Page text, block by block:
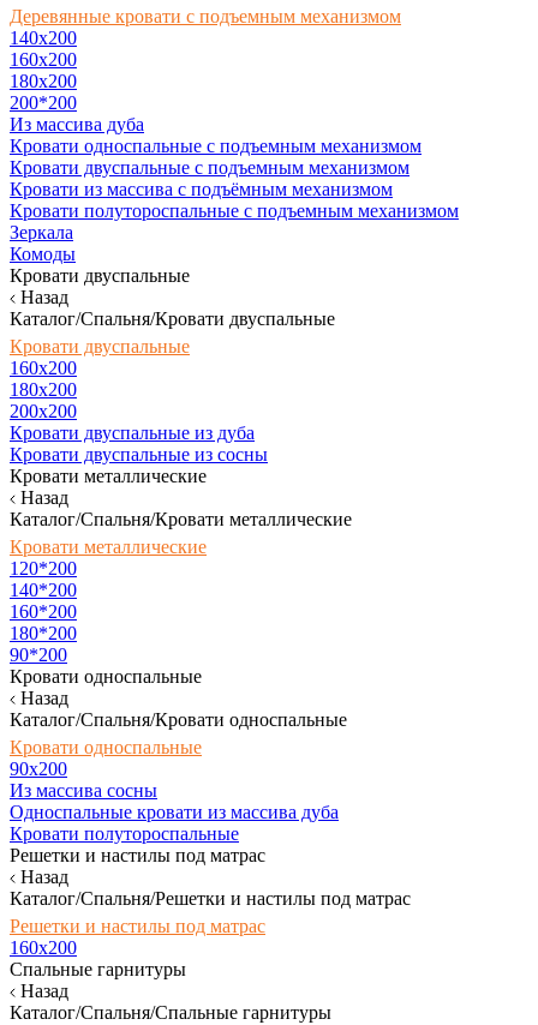
Деревянные кровати с подъемным механизмом
140x200
160х200
180х200
200*200
Из массива дуба
Кровати односпальные с подъемным механизмом
Кровати двуспальные с подъемным механизмом
Кровати из массива с подъёмным механизмом
Кровати полутороспальные с подъемным механизмом
Зеркала
Комоды
Кровати двуспальные
Назад
Каталог/Спальня/Кровати двуспальные
Кровати двуспальные
160х200
180x200
200x200
Кровати двуспальные из дуба
Кровати двуспальные из сосны
Кровати металлические
Назад
Каталог/Спальня/Кровати металлические
Кровати металлические
120*200
140*200
160*200
180*200
90*200
Кровати односпальные
Назад
Каталог/Спальня/Кровати односпальные
Кровати односпальные
90х200
Из массива сосны
Односпальные кровати из массива дуба
Кровати полутороспальные
Решетки и настилы под матрас
Назад
Каталог/Спальня/Решетки и настилы под матрас
Решетки и настилы под матрас
160х200
Спальные гарнитуры
Назад
Каталог/Спальня/Спальные гарнитуры